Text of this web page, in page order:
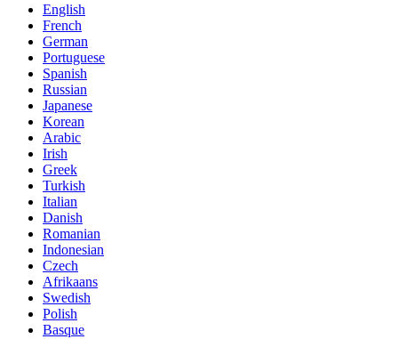
English
French
German
Portuguese
Spanish
Russian
Japanese
Korean
Arabic
Irish
Greek
Turkish
Italian
Danish
Romanian
Indonesian
Czech
Afrikaans
Swedish
Polish
Basque